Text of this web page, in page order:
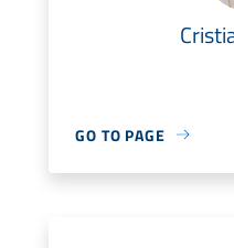
GO TO PAGE